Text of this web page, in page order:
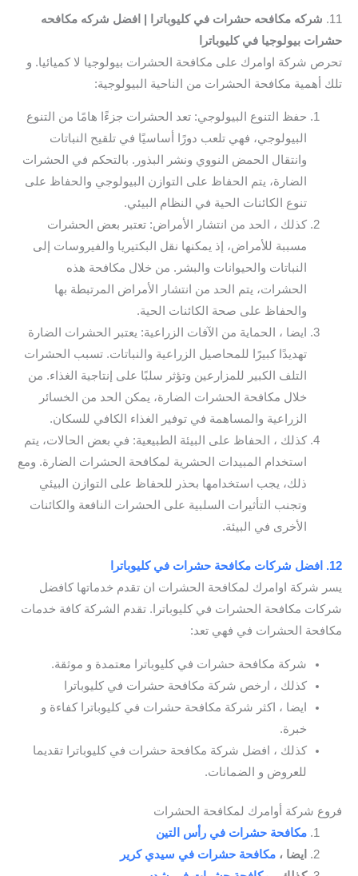
11.
شركه مكافحه حشرات في كليوباترا | افضل شركه مكافحه
حشرات بيولوجيا في كليوباترا
تحرص شركة اوامرك على مكافحة الحشرات بيولوجيا لا كميائيا. و
تلك أهمية مكافحة الحشرات من الناحية البيولوجية:
حفظ التنوع البيولوجي: تعد الحشرات جزءًا هامًا من التنوع
البيولوجي، فهي تلعب دورًا أساسيًا في تلقيح النباتات
وانتقال الحمض النووي ونشر البذور. بالتحكم في الحشرات
الضارة، يتم الحفاظ على التوازن البيولوجي والحفاظ على
تنوع الكائنات الحية في النظام البيئي.
كذلك ، الحد من انتشار الأمراض: تعتبر بعض الحشرات
مسببة للأمراض، إذ يمكنها نقل البكتيريا والفيروسات إلى
النباتات والحيوانات والبشر. من خلال مكافحة هذه
الحشرات، يتم الحد من انتشار الأمراض المرتبطة بها
والحفاظ على صحة الكائنات الحية.
ايضا ، الحماية من الآفات الزراعية: يعتبر الحشرات الضارة
تهديدًا كبيرًا للمحاصيل الزراعية والنباتات. تسبب الحشرات
التلف الكبير للمزارعين وتؤثر سلبًا على إنتاجية الغذاء. من
خلال مكافحة الحشرات الضارة، يمكن الحد من الخسائر
الزراعية والمساهمة في توفير الغذاء الكافي للسكان.
كذلك ، الحفاظ على البيئة الطبيعية: في بعض الحالات، يتم
استخدام المبيدات الحشرية لمكافحة الحشرات الضارة. ومع
ذلك، يجب استخدامها بحذر للحفاظ على التوازن البيئي
وتجنب التأثيرات السلبية على الحشرات النافعة والكائنات
الأخرى في البيئة.
12. افضل شركات مكافحة حشرات في كليوباترا
يسر شركة اوامرك لمكافحة الحشرات ان تقدم خدماتها كافضل
شركات مكافحة الحشرات في كليوباترا. تقدم الشركة كافة خدمات
مكافحة الحشرات في فهي تعد:
شركة مكافحة حشرات في كليوباترا معتمدة و موثقة.
كذلك ، ارخص شركة مكافحة حشرات في كليوباترا
ايضا ، اكثر شركة مكافحة حشرات في كليوباترا كفاءة و
خبرة.
كذلك ، افضل شركة مكافحة حشرات في كليوباترا تقديما
للعروض و الضمانات.
فروع شركة أوامرك لمكافحة الحشرات
مكافحة حشرات في رأس التين
ايضا ، مكافحة حشرات في سيدي كرير